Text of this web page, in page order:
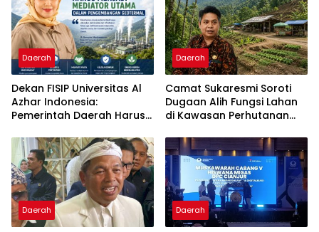
Daerah
Dekan FISIP Universitas Al
Azhar Indonesia:
Pemerintah Daerah Harus
dalam Pengembangan
Geotermal
Daerah
Camat Sukaresmi Soroti
Dugaan Alih Fungsi Lahan
di Kawasan Perhutanan
Daerah Daerah